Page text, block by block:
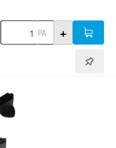
PA +